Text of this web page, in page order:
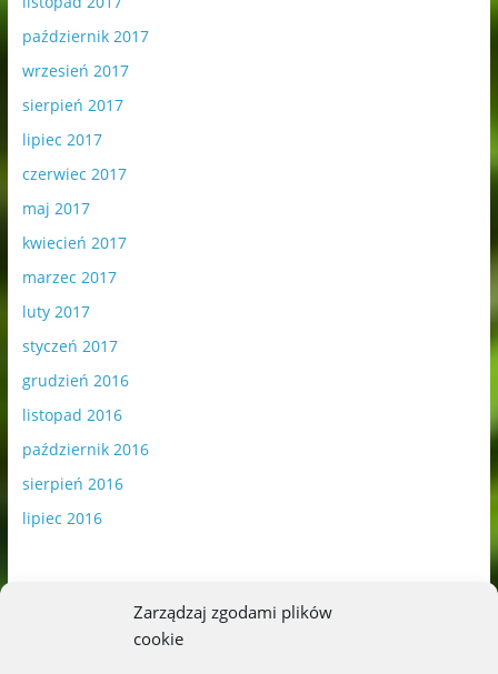
Zarządzaj zgodami plików
cookie
październik 2017
wrzesień 2017
sierpień 2017
lipiec 2017
czerwiec 2017
maj 2017
kwiecień 2017
marzec 2017
luty 2017
styczeń 2017
grudzień 2016
listopad 2016
październik 2016
sierpień 2016
lipiec 2016